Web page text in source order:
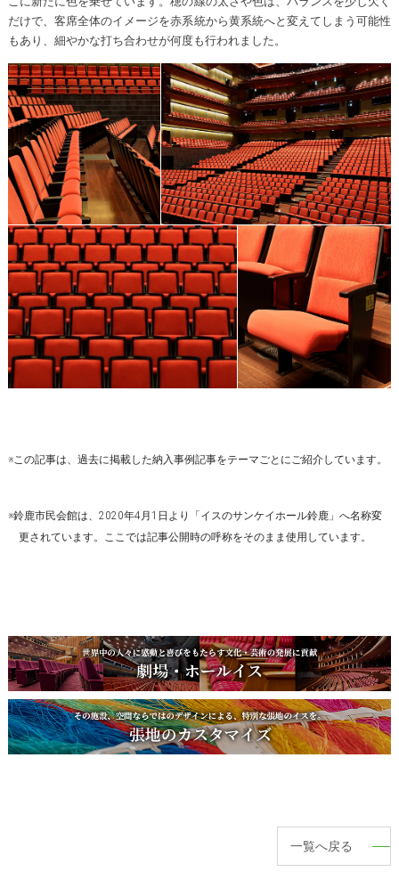
だけで、客席全体のイメージを赤系統から黄系統へと変えてしまう可能性
もあり、細やかな打ち合わせが何度も行われました。
※この記事は、過去に掲載した納入事例記事をテーマごとにご紹介しています。
※鈴鹿市民会館は、2020年4月1日より「イスのサンケイホール鈴鹿」へ名称変
更されています。ここでは記事公開時の呼称をそのまま使用しています。
一覧へ戻る